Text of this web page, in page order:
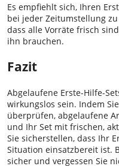
Es empfiehlt sich, Ihren
bei jeder Zeitumstellung
dass alle Vorräte frisch
ihn brauchen.
Fazit
Abgelaufene Erste-Hilfe-
wirkungslos sein. Indem
überprüfen, abgelaufene
und Ihr Set mit frischen,
Sie sicherstellen, dass Ihr
Situation einsatzbereit ist.
sicher und vergessen Sie